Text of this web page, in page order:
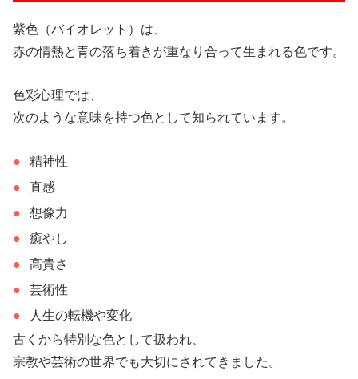
紫色（バイオレット）は、
赤の情熱と青の落ち着きが重なり合って生まれる色です。
色彩心理では、
次のような意味を持つ色として知られています。
精神性
直感
想像力
癒やし
高貴さ
芸術性
人生の転機や変化
古くから特別な色として扱われ、
宗教や芸術の世界でも大切にされてきました。